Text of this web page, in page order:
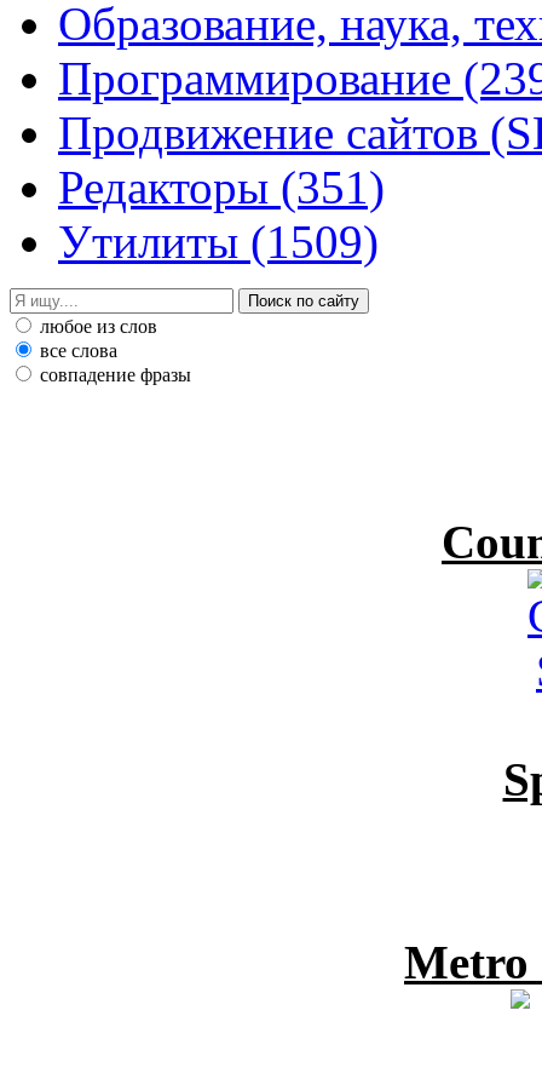
Образование, наука,
Программирование
Продвижение сайтов
Редакторы (351)
Утилиты (1509)
любое из слов
все слова
совпадение фразы
Metro